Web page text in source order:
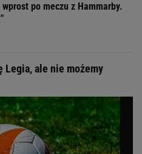
po meczu z Hammarby.
Legia, ale nie możemy